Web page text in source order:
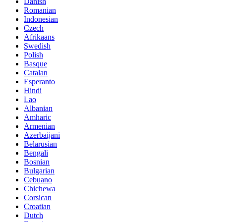
Romanian
Indonesian
Czech
Afrikaans
Swedish
Polish
Basque
Catalan
Esperanto
Hindi
Lao
Albanian
Amharic
Armenian
Azerbaijani
Belarusian
Bengali
Bosnian
Bulgarian
Cebuano
Chichewa
Corsican
Croatian
Dutch